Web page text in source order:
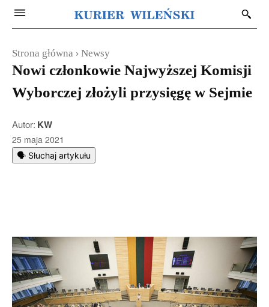
Strona główna Newsy
Nowi członkowie Najwyższej Komisji
Wyborczej złożyli przysięgę w Sejmie
Autor: KW
25 maja 2021
🗣️ Słuchaj artykułu